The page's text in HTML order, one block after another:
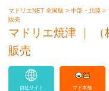
マドリ
マドリエNET 全国版>中部・北陸>
販売
マドリエ焼津 ｜
販売
自社サイト マド本舗